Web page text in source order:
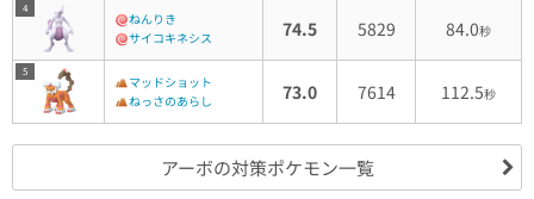
4
ねんりき
サイコキネシス
74.5 5829 84.0秒
5
マッドショット
ねっさのあらし
73.0 7614 112.5秒
アーボの対策ポケモン一覧